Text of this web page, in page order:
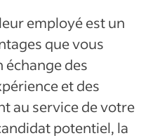
employé est un
que vous
échange des
et des
au service de votre
potentiel, la